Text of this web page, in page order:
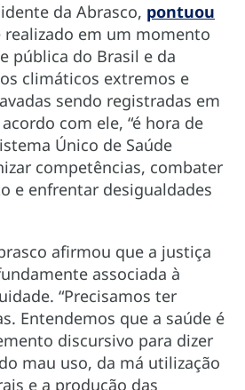
da Abrasco, pontuou
realizado em um momento
pública do Brasil e da
climáticos extremos e
sendo registradas em
com ele, “é hora de
Único de Saúde
competências, combater
e enfrentar desigualdades
afirmou que a justiça
associada à
“Precisamos ter
Entendemos que a saúde é
discursivo para dizer
mau uso, da má utilização
e a produção das